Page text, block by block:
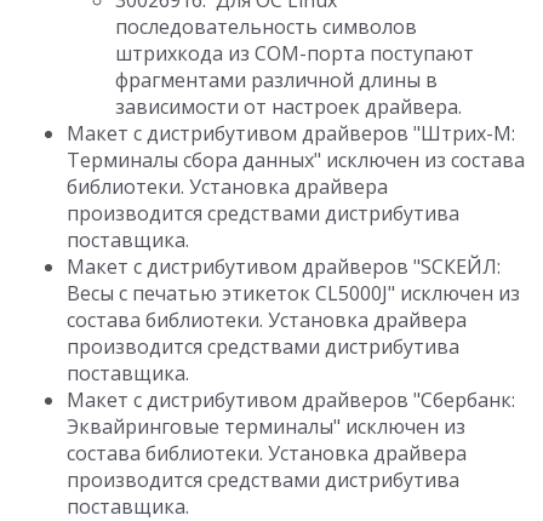
последовательность символов
штрихкода из COM-порта поступают
фрагментами различной длины в
зависимости от настроек драйвера.
Макет с дистрибутивом драйверов "Штрих-М:
Терминалы сбора данных" исключен из состава
библиотеки. Установка драйвера
производится средствами дистрибутива
поставщика.
Макет с дистрибутивом драйверов "SСКЕЙЛ:
Весы c печатью этикеток CL5000J" исключен из
состава библиотеки. Установка драйвера
производится средствами дистрибутива
поставщика.
Макет с дистрибутивом драйверов "Сбербанк:
Эквайринговые терминалы" исключен из
состава библиотеки. Установка драйвера
производится средствами дистрибутива
поставщика.